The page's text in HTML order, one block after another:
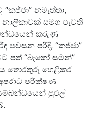
නමැත්තා,
සමග පැවති
කරුණු
පරිදි, “කජ්ජා”
පත් “බැකෝ සමන්”
තොරතුරු හෙළිකර
පරීක්ෂණ
පුළුල්